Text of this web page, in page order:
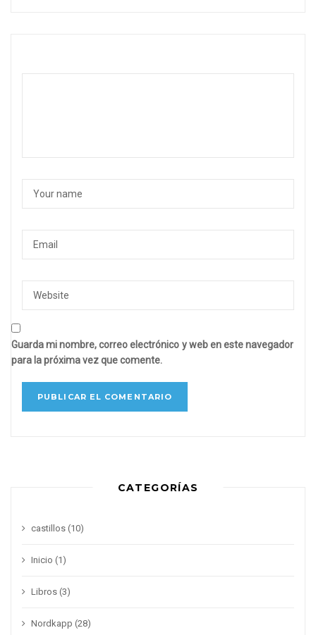
Guarda mi nombre, correo electrónico y web en este navegador
para la próxima vez que comente.
CATEGORÍAS
castillos (10)
Inicio (1)
Libros (3)
Nordkapp (28)